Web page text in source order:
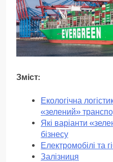
Зміст:
Екологічна
«зелений»
Які варіанти
бізнесу
Електромобілі та
Залізниця